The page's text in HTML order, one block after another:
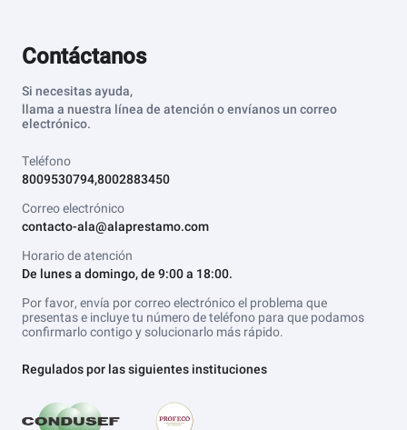
Contáctanos
Si necesitas ayuda,
llama a nuestra línea de atención o envíanos un correo
electrónico.
Teléfono
8009530794,8002883450
Correo electrónico
contacto-ala@alaprestamo.com
Horario de atención
De lunes a domingo, de 9:00 a 18:00.
Por favor, envía por correo electrónico el problema que
presentas e incluye tu número de teléfono para que podamos
confirmarlo contigo y solucionarlo más rápido.
Regulados por las siguientes instituciones